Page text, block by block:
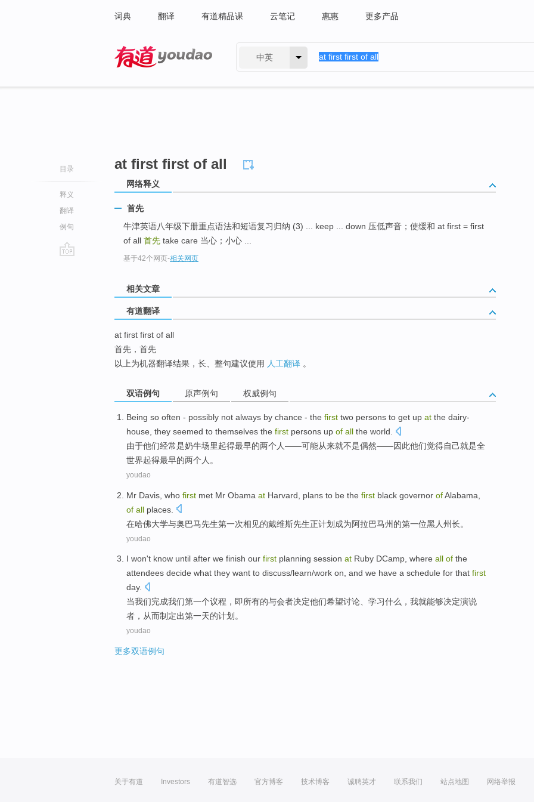
词典 翻译 有道精品课 云笔记 惠惠 更多产品
中英
目录
释义
翻译
例句
at first first of all
网络释义
首先
牛津英语八年级下册重点语法和短语复习归纳 (3) ... keep ... down 压低声音；使缓和 at first = first
of all 首先 take care 当心；小心 ...
基于42个网页-相关网页
相关文章
有道翻译
at first first of all
首先，首先
以上为机器翻译结果，长、整句建议使用 人工翻译 。
双语例句 原声例句 权威例句
Being so often - possibly not always by chance - the first two persons to get up at the dairy-
house they seemed to themselves the first persons up of all the world
由于他们经常是奶牛场里起得最早的两个人——可能从来就不是偶然——因此他们觉得自己就是全
世界起得最早的两个人。
youdao
Mr Davis , who first met Mr Obama at Harvard plans to be the first black governor ofAlabama
of all places.
在哈佛大学与奥巴马先生第一次相见的戴维斯先生正计划 成为阿拉巴马州的第一位黑人州长。
youdao
I won't know until after we finish our first planning session at Ruby DCamp, where all of the
attendees decide what they want to discuss/learn/work on, and we have a schedule for that first
day.
当我们完成我们第一个议程，即所有的与会者决定他们希望讨论、 学习什么 ， 我就能够决定演说
者，从而制定出第一天的计划 。
youdao
更多双语例句
关于有道 Investors 有道智选 官方博客 技术博客 诚聘英才 联系我们 站点地图 网络举报